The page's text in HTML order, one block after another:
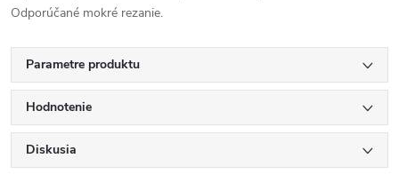
Odporúčané mokré rezanie.
Parametre produktu
Hodnotenie
Diskusia